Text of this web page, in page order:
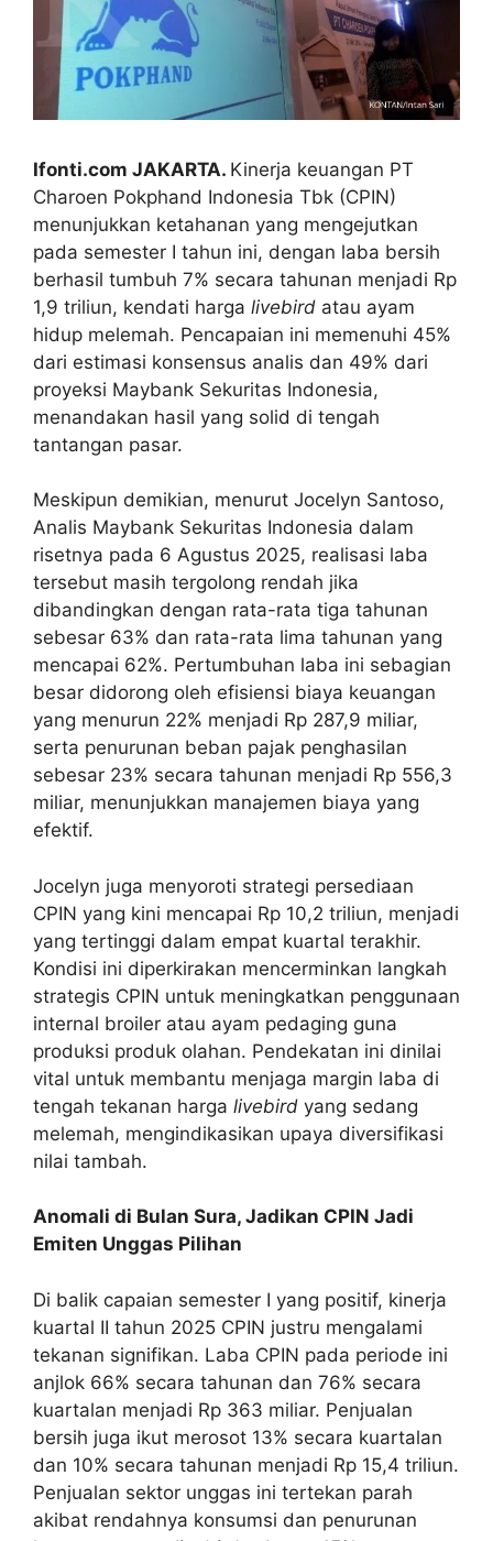
Ifonti.com JAKARTA. Kinerja keuangan PT
Charoen Pokphand Indonesia Tbk (CPIN)
menunjukkan ketahanan yang mengejutkan
pada semester I tahun ini, dengan laba bersih
berhasil tumbuh 7% secara tahunan menjadi Rp
1,9 triliun, kendati harga livebird atau ayam
hidup melemah. Pencapaian ini memenuhi 45%
dari estimasi konsensus analis dan 49% dari
proyeksi Maybank Sekuritas Indonesia,
menandakan hasil yang solid di tengah
tantangan pasar.
Meskipun demikian, menurut Jocelyn Santoso,
Analis Maybank Sekuritas Indonesia dalam
risetnya pada 6 Agustus 2025, realisasi laba
tersebut masih tergolong rendah jika
dibandingkan dengan rata-rata tiga tahunan
sebesar 63% dan rata-rata lima tahunan yang
mencapai 62%. Pertumbuhan laba ini sebagian
besar didorong oleh efisiensi biaya keuangan
yang menurun 22% menjadi Rp 287,9 miliar,
serta penurunan beban pajak penghasilan
sebesar 23% secara tahunan menjadi Rp 556,3
miliar, menunjukkan manajemen biaya yang
efektif.
Jocelyn juga menyoroti strategi persediaan
CPIN yang kini mencapai Rp 10,2 triliun, menjadi
yang tertinggi dalam empat kuartal terakhir.
Kondisi ini diperkirakan mencerminkan langkah
strategis CPIN untuk meningkatkan penggunaan
internal broiler atau ayam pedaging guna
produksi produk olahan. Pendekatan ini dinilai
vital untuk membantu menjaga margin laba di
tengah tekanan harga livebird yang sedang
melemah, mengindikasikan upaya diversifikasi
nilai tambah.
Anomali di Bulan Sura, Jadikan CPIN Jadi
Emiten Unggas Pilihan
Di balik capaian semester I yang positif, kinerja
kuartal II tahun 2025 CPIN justru mengalami
tekanan signifikan. Laba CPIN pada periode ini
anjlok 66% secara tahunan dan 76% secara
kuartalan menjadi Rp 363 miliar. Penjualan
bersih juga ikut merosot 13% secara kuartalan
dan 10% secara tahunan menjadi Rp 15,4 triliun.
Penjualan sektor unggas ini tertekan parah
akibat rendahnya konsumsi dan penurunan